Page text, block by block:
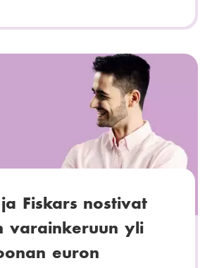
Fiskars nostivat
varainkeruun yli
euron